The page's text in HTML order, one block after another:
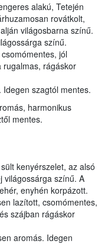
alakú, Tetején
rovátkolt,
világosbarna színű.
színű.
jól
rugalmas, rágáskor
szagtól mentes.
harmonikus
mentes.
kenyérszelet, az alsó
világossárga színű. A
enyhén korpázott.
lazított, csomómentes,
szájban rágáskor
aromás. Idegen